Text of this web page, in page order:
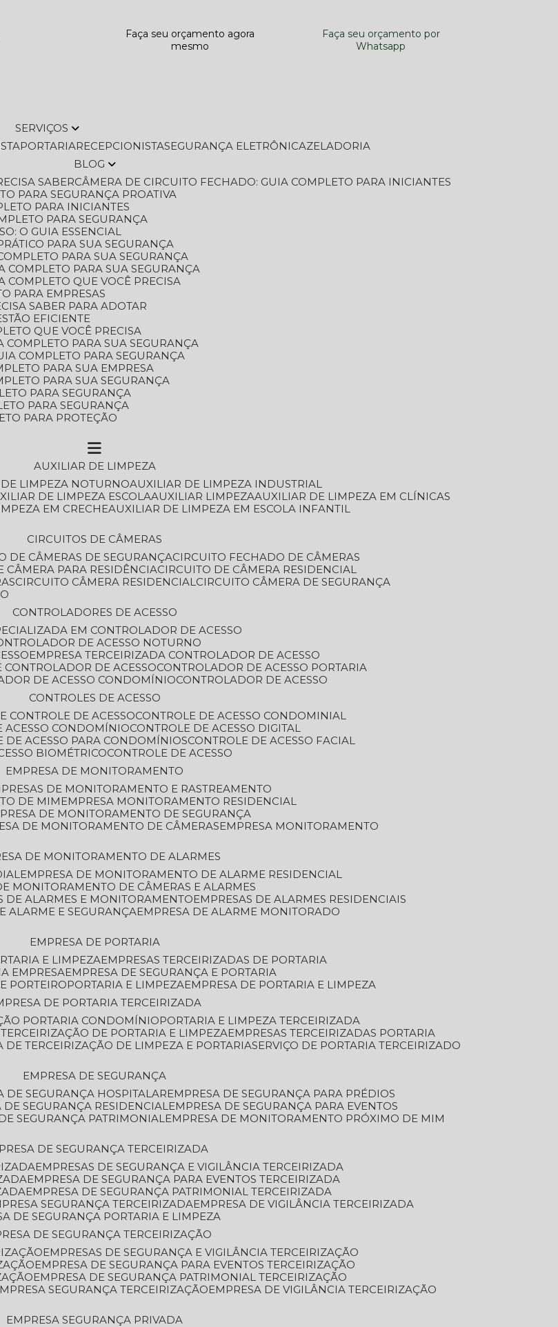
Faça seu orçamento agora
mesmo
Faça seu orçamento por
Whatsapp
SERVIÇOS
PORTARIA RECEPCIONISTA SEGURANÇA ELETRÔNICA
ZELADORIA
BLOG
SABER
CÂMERA DE CIRCUITO FECHADO: GUIA COMPLETO PARA INICIANTES
PARA SEGURANÇA PROATIVA
PARA INICIANTES
PARA SEGURANÇA
O GUIA ESSENCIAL
PARA SUA SEGURANÇA
PARA SUA SEGURANÇA
COMPLETO PARA SUA SEGURANÇA
COMPLETO QUE VOCÊ PRECISA
PARA EMPRESAS
SABER PARA ADOTAR
EFICIENTE
QUE VOCÊ PRECISA
COMPLETO PARA SUA SEGURANÇA
COMPLETO PARA SEGURANÇA
PARA SUA EMPRESA
PARA SUA SEGURANÇA
PARA SEGURANÇA
PARA SEGURANÇA
PARA PROTEÇÃO
AUXILIAR DE LIMPEZA
DE LIMPEZA NOTURNO
AUXILIAR DE LIMPEZA INDUSTRIAL
DE LIMPEZA ESCOLA AUXILIAR LIMPEZA
AUXILIAR DE LIMPEZA EM CLÍNICAS
EM CRECHE
AUXILIAR DE LIMPEZA EM ESCOLA INFANTIL
CIRCUITOS DE CÂMERAS
DE CÂMERAS DE SEGURANÇA
CIRCUITO FECHADO DE CÂMERAS
CÂMERA PARA RESIDÊNCIA
CIRCUITO DE CÂMERA RESIDENCIAL
CIRCUITO CÂMERA RESIDENCIAL
CIRCUITO CÂMERA DE SEGURANÇA
CONTROLADORES DE ACESSO
EM CONTROLADOR DE ACESSO
DE ACESSO NOTURNO
EMPRESA TERCEIRIZADA CONTROLADOR DE ACESSO
CONTROLADOR DE ACESSO
CONTROLADOR DE ACESSO PORTARIA
DE ACESSO CONDOMÍNIO
CONTROLADOR DE ACESSO
CONTROLES DE ACESSO
E CONTROLE DE ACESSO
CONTROLE DE ACESSO CONDOMINIAL
ACESSO CONDOMÍNIO
CONTROLE DE ACESSO DIGITAL
DE ACESSO PARA CONDOMÍNIOS
CONTROLE DE ACESSO FACIAL
BIOMÉTRICO
CONTROLE DE ACESSO
EMPRESA DE MONITORAMENTO
DE MONITORAMENTO E RASTREAMENTO
DE MIM
EMPRESA MONITORAMENTO RESIDENCIAL
DE MONITORAMENTO DE SEGURANÇA
DE MONITORAMENTO DE CÂMERAS
EMPRESA MONITORAMENTO
DE MONITORAMENTO DE ALARMES
EMPRESA DE MONITORAMENTO DE ALARME RESIDENCIAL
MONITORAMENTO DE CÂMERAS E ALARMES
DE ALARMES E MONITORAMENTO
EMPRESAS DE ALARMES RESIDENCIAIS
ALARME E SEGURANÇA
EMPRESA DE ALARME MONITORADO
EMPRESA DE PORTARIA
E LIMPEZA
EMPRESAS TERCEIRIZADAS DE PORTARIA
EMPRESA
EMPRESA DE SEGURANÇA E PORTARIA
PORTEIRO PORTARIA E LIMPEZA
EMPRESA DE PORTARIA E LIMPEZA
DE PORTARIA TERCEIRIZADA
PORTARIA CONDOMÍNIO
PORTARIA E LIMPEZA TERCEIRIZADA
TERCEIRIZAÇÃO DE PORTARIA E LIMPEZA
EMPRESAS TERCEIRIZADAS PORTARIA
DE TERCEIRIZAÇÃO DE LIMPEZA E PORTARIA SERVIÇO DE PORTARIA TERCEIRIZADO
EMPRESA DE SEGURANÇA
DE SEGURANÇA HOSPITALAR
EMPRESA DE SEGURANÇA PARA PRÉDIOS
DE SEGURANÇA RESIDENCIAL
EMPRESA DE SEGURANÇA PARA EVENTOS
DE SEGURANÇA PATRIMONIAL
EMPRESA DE MONITORAMENTO PRÓXIMO DE MIM
DE SEGURANÇA TERCEIRIZADA
EMPRESAS DE SEGURANÇA E VIGILÂNCIA TERCEIRIZADA
EMPRESA DE SEGURANÇA PARA EVENTOS TERCEIRIZADA
EMPRESA DE SEGURANÇA PATRIMONIAL TERCEIRIZADA
SEGURANÇA TERCEIRIZADA
EMPRESA DE VIGILÂNCIA TERCEIRIZADA
DE SEGURANÇA PORTARIA E LIMPEZA
DE SEGURANÇA TERCEIRIZAÇÃO
EMPRESAS DE SEGURANÇA E VIGILÂNCIA TERCEIRIZAÇÃO
EMPRESA DE SEGURANÇA PARA EVENTOS TERCEIRIZAÇÃO
EMPRESA DE SEGURANÇA PATRIMONIAL TERCEIRIZAÇÃO
EMPRESA SEGURANÇA TERCEIRIZAÇÃO
EMPRESA DE VIGILÂNCIA TERCEIRIZAÇÃO
EMPRESA SEGURANÇA PRIVADA